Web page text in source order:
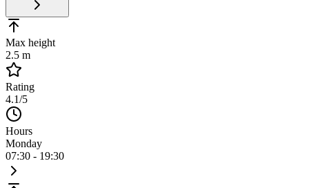
Max height
2.5 m
Rating
4.1/5
Hours
Monday
07:30 - 19:30